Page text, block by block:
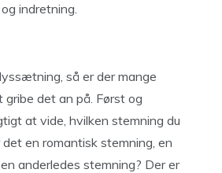
indretning.
så er der mange
gribe det an på. Først og
at vide, hvilken stemning du
en romantisk stemning, en
anderledes stemning? Der er